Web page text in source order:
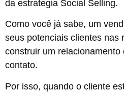
da estratégia Social Selling.
Como você já sabe, um
seus potenciais clientes nas
construir um relacionamento
contato.
Por isso, quando o cliente